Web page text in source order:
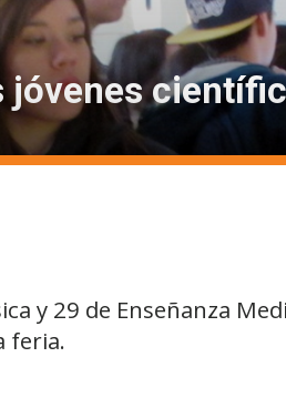
jóvenes
y 29 de Enseñanza
feria.